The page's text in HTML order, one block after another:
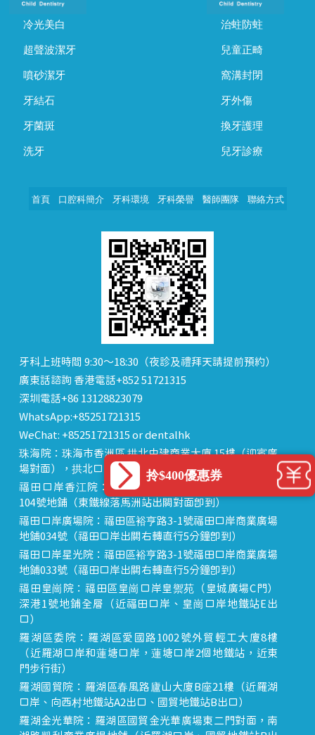
冷光美白
超聲波潔牙
噴砂潔牙
牙結石
牙菌斑
洗牙
治蛀防蛀
兒童正畸
窩溝封閉
牙外傷
換牙護理
兒牙診療
首頁 口腔科簡介 牙科環境 牙科榮譽 醫師團隊 聯絡方式
牙科上班時間 9:30～18:30（夜診及禮拜天請提前預約）
廣東話諮詢 香港電話+852 51721315
深圳電話+86 13128823079
WhatsApp:+85251721315
WeChat: +85251721315 or dentalhk
珠海院：珠海市香洲區 拱北中建商業大廈 15樓（迎賓廣
場對面），拱北口岸步行8分鐘直達
福田口岸香江院：福田區福田口岸正對面，海悅華城
104號地鋪（東鐵線落馬洲站出關對面即到）
福田口岸廣場院：福田區裕亨路3-1號福田口岸商業廣場
地鋪034號（福田口岸出關右轉直行5分鐘即到）
福田口岸星光院：福田區裕亨路3-1號福田口岸商業廣場
地鋪033號（福田口岸出關右轉直行5分鐘即到）
福田皇崗院：福田區皇崗口岸皇禦苑（皇城廣場C門）
深港1號地鋪全層（近福田口岸、皇崗口岸地鐵站E出
口）
羅湖區委院：羅湖區愛國路1002號外貿輕工大廈8樓
（近羅湖口岸和蓮塘口岸，蓮塘口岸2個地鐵站，近東
門步行街）
羅湖國貿院：羅湖區春風路廬山大廈B座21樓（近羅湖
口岸、向西村地鐵站A2出口、國貿地鐵站B出口）
羅湖金光華院：羅湖區國貿金光華廣場東二門對面，南
拎$400優惠券